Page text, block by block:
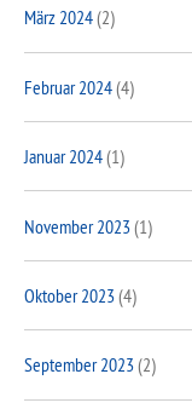
März 2024(2)
Februar 2024(4)
Januar 2024(1)
November 2023(1)
Oktober 2023(4)
September 2023(2)